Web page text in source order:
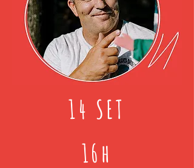
14 SET
16h